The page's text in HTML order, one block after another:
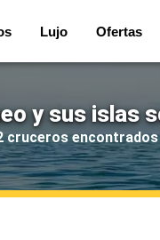
Lujo Ofertas
y sus islas
cruceros encontrados